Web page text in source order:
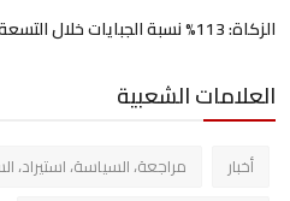
الزكاة: 113% نسبة الجبايات خلال التسعة اشهر الاولى...
العلامات الشعبية
أخبار
مراجعة، السياسة، استيراد،